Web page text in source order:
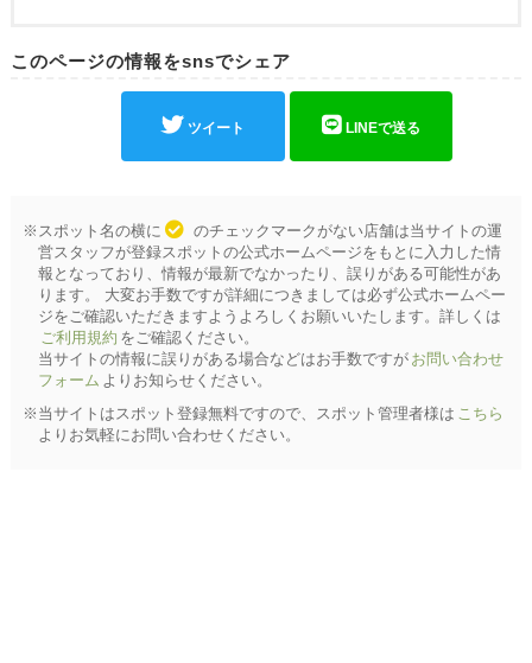
このページの情報をsnsでシェア
ツイート LINEで送る
※スポット名の横に
のチェックマークがない店舗は当サイトの運
営スタッフが登録スポットの公式ホームページをもとに入力した情
報となっており、情報が最新でなかったり、誤りがある可能性があ
ります。 大変お手数ですが詳細につきましては必ず公式ホームペー
ジをご確認いただきますようよろしくお願いいたします。詳しくは
ご利用規約 をご確認ください。
当サイトの情報に誤りがある場合などはお手数ですが お問い合わせ
フォーム よりお知らせください。
※当サイトはスポット登録無料ですので、スポット管理者様は こちら
よりお気軽にお問い合わせください。